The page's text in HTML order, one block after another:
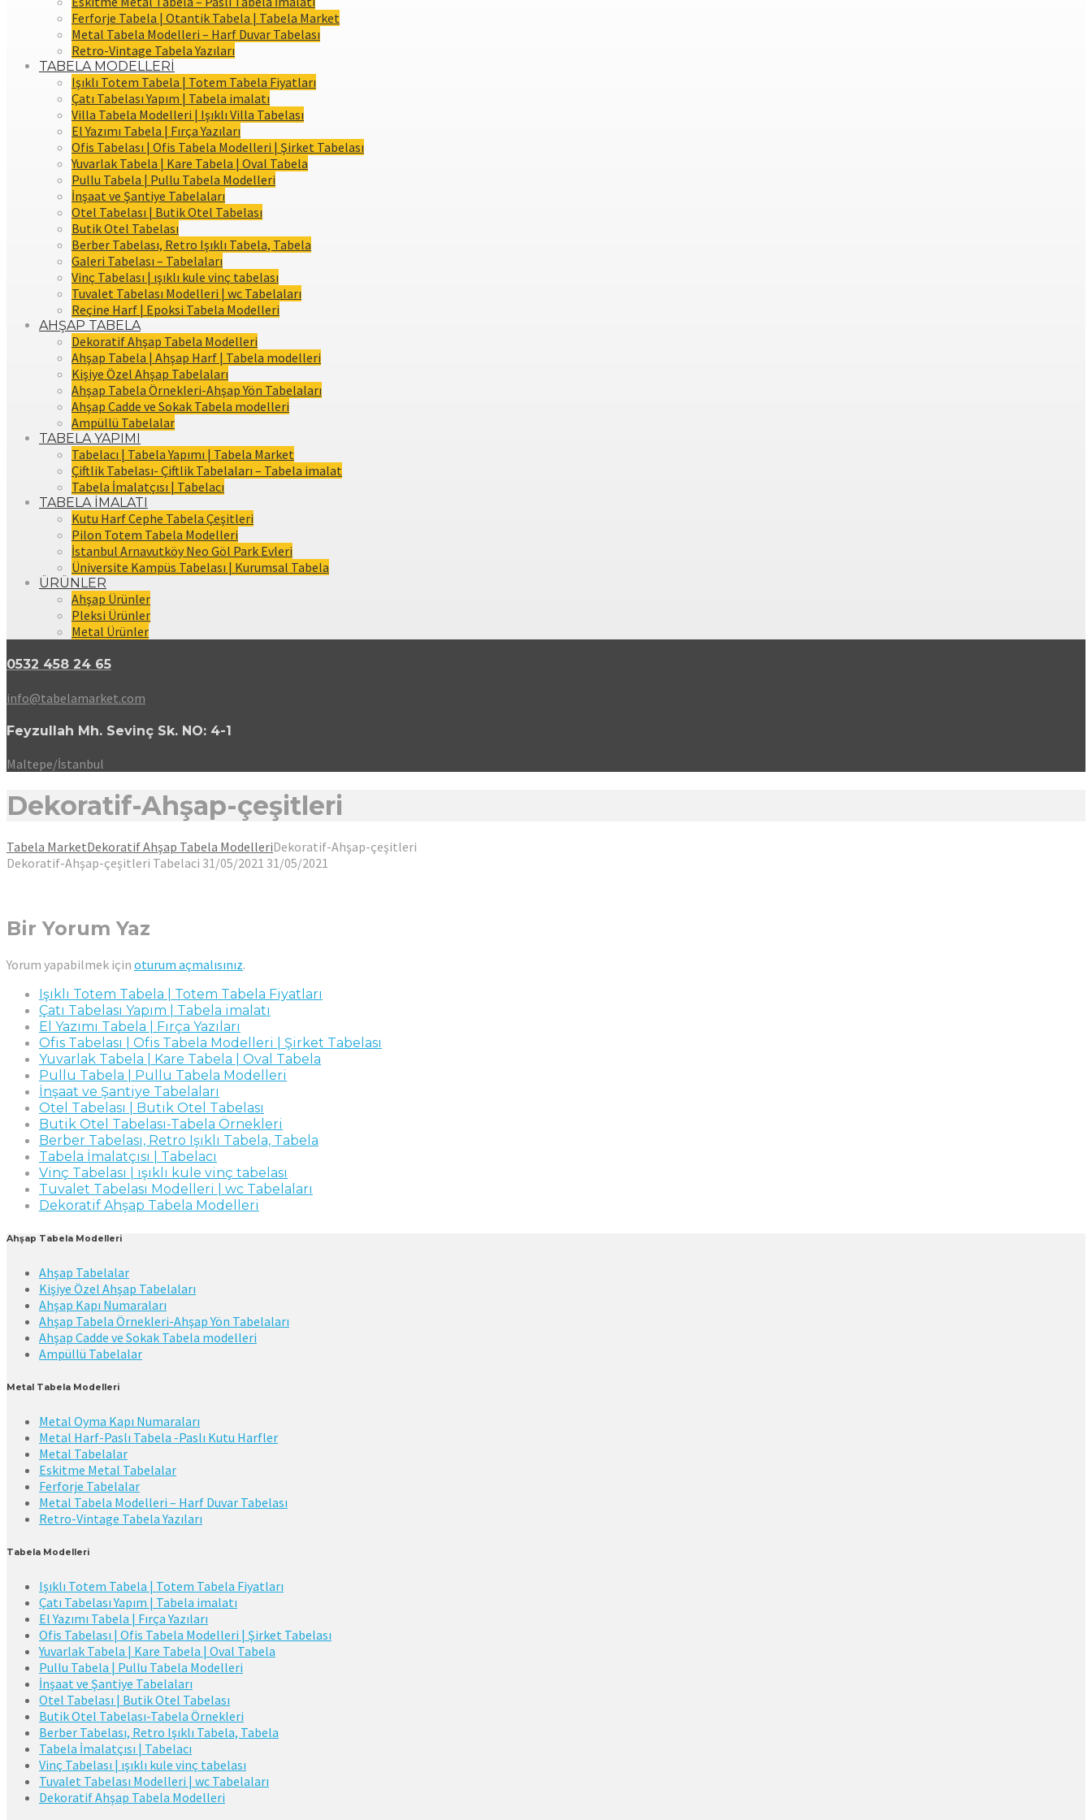
Ferforje Tabela | Otantik Tabela | Tabela Market
Metal Tabela Modelleri – Harf Duvar Tabelası
Retro-Vintage Tabela Yazıları
TABELA MODELLERİ
Işıklı Totem Tabela | Totem Tabela Fiyatları
Çatı Tabelası Yapım | Tabela imalatı
Villa Tabela Modelleri | Işıklı Villa Tabelası
El Yazımı Tabela | Fırça Yazıları
Ofis Tabelası | Ofis Tabela Modelleri | Şirket Tabelası
Yuvarlak Tabela | Kare Tabela | Oval Tabela
Pullu Tabela | Pullu Tabela Modelleri
İnşaat ve Şantiye Tabelaları
Otel Tabelası | Butik Otel Tabelası
Butik Otel Tabelası
Berber Tabelası, Retro Işıklı Tabela, Tabela
Galeri Tabelası – Tabelaları
Vinç Tabelası | ışıklı kule vinç tabelası
Tuvalet Tabelası Modelleri | wc Tabelaları
Reçine Harf | Epoksi Tabela Modelleri
AHŞAP TABELA
Dekoratif Ahşap Tabela Modelleri
Ahşap Tabela | Ahşap Harf | Tabela modelleri
Kişiye Özel Ahşap Tabelaları
Ahşap Tabela Örnekleri-Ahşap Yön Tabelaları
Ahşap Cadde ve Sokak Tabela modelleri
Ampüllü Tabelalar
TABELA YAPIMI
Tabelacı | Tabela Yapımı | Tabela Market
Çiftlik Tabelası- Çiftlik Tabelaları – Tabela imalat
Tabela İmalatçısı | Tabelacı
TABELA İMALATI
Kutu Harf Cephe Tabela Çeşitleri
Pilon Totem Tabela Modelleri
İstanbul Arnavutköy Neo Göl Park Evleri
Üniversite Kampüs Tabelası | Kurumsal Tabela
ÜRÜNLER
Ahşap Ürünler
Pleksi Ürünler
Metal Ürünler
0532 458 24 65
info@tabelamarket.com
Feyzullah Mh. Sevinç Sk. NO: 4-1
Maltepe/İstanbul
Dekoratif-Ahşap-çeşitleri
Tabela MarketDekoratif Ahşap Tabela ModelleriDekoratif-Ahşap-çeşitleri
Dekoratif-Ahşap-çeşitleri Tabelaci 31/05/2021 31/05/2021
Bir Yorum Yaz
Yorum yapabilmek için oturum açmalısınız.
Işıklı Totem Tabela | Totem Tabela Fiyatları
Çatı Tabelası Yapım | Tabela imalatı
El Yazımı Tabela | Fırça Yazıları
Ofis Tabelası | Ofis Tabela Modelleri | Şirket Tabelası
Yuvarlak Tabela | Kare Tabela | Oval Tabela
Pullu Tabela | Pullu Tabela Modelleri
İnşaat ve Şantiye Tabelaları
Otel Tabelası | Butik Otel Tabelası
Butik Otel Tabelası-Tabela Örnekleri
Berber Tabelası, Retro Işıklı Tabela, Tabela
Tabela İmalatçısı | Tabelacı
Vinç Tabelası | ışıklı kule vinç tabelası
Tuvalet Tabelası Modelleri | wc Tabelaları
Dekoratif Ahşap Tabela Modelleri
Ahşap Tabela Modelleri
Ahşap Tabelalar
Kişiye Özel Ahşap Tabelaları
Ahşap Kapı Numaraları
Ahşap Tabela Örnekleri-Ahşap Yön Tabelaları
Ahşap Cadde ve Sokak Tabela modelleri
Ampüllü Tabelalar
Metal Tabela Modelleri
Metal Oyma Kapı Numaraları
Metal Harf-Paslı Tabela -Paslı Kutu Harfler
Metal Tabelalar
Eskitme Metal Tabelalar
Ferforje Tabelalar
Metal Tabela Modelleri – Harf Duvar Tabelası
Retro-Vintage Tabela Yazıları
Tabela Modelleri
Işıklı Totem Tabela | Totem Tabela Fiyatları
Çatı Tabelası Yapım | Tabela imalatı
El Yazımı Tabela | Fırça Yazıları
Ofis Tabelası | Ofis Tabela Modelleri | Şirket Tabelası
Yuvarlak Tabela | Kare Tabela | Oval Tabela
Pullu Tabela | Pullu Tabela Modelleri
İnşaat ve Şantiye Tabelaları
Otel Tabelası | Butik Otel Tabelası
Butik Otel Tabelası-Tabela Örnekleri
Berber Tabelası, Retro Işıklı Tabela, Tabela
Tabela İmalatçısı | Tabelacı
Vinç Tabelası | ışıklı kule vinç tabelası
Tuvalet Tabelası Modelleri | wc Tabelaları
Dekoratif Ahşap Tabela Modelleri